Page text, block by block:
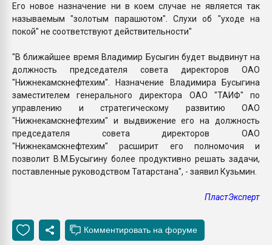
Его новое назначение ни в коем случае не является так
называемым "золотым парашютом". Слухи об "уходе на
покой" не соответствуют действительности"
"В ближайшее время Владимир Бусыгин будет выдвинут на
должность председателя совета директоров ОАО
"Нижнекамскнефтехим". Назначение Владимира Бусыгина
заместителем генерального директора ОАО "ТАИФ" по
управлению и стратегическому развитию ОАО
"Нижнекамскнефтехим" и выдвижение его на должность
председателя совета директоров ОАО
"Нижнекамскнефтехим" расширит его полномочия и
позволит В.М.Бусыгину более продуктивно решать задачи,
поставленные руководством Татарстана", - заявил Кузьмин.
ПластЭксперт